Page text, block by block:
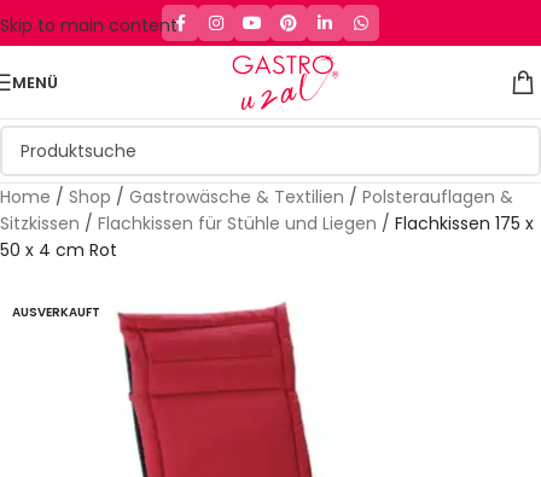
Skip to main content
MENÜ
Home / Shop / Gastrowäsche & Textilien / Polsterauflagen &
Sitzkissen / Flachkissen für Stühle und Liegen / Flachkissen 175 x
50 x 4 cm Rot
AUSVERKAUFT